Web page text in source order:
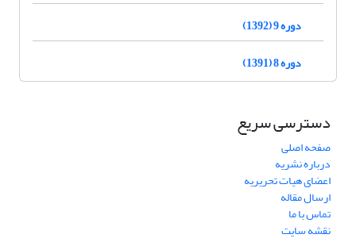
دوره 9 (1392)
دوره 8 (1391)
دسترسی سریع
صفحه اصلی
درباره نشریه
اعضای هیات تحریریه
ارسال مقاله
تماس با ما
نقشه سایت